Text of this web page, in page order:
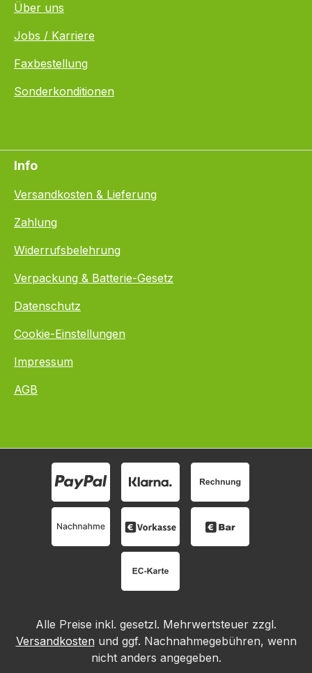
Über uns
Jobs / Karriere
Faxbestellung
Sonderkonditionen
Info
Versandkosten & Lieferung
Zahlung
Widerrufsbelehrung
Verpackung & Batterie-Gesetz
Datenschutz
Cookie-Einstellungen
Impressum
AGB
Alle Preise inkl. gesetzl. Mehrwertsteuer zzgl.
Versandkosten und ggf. Nachnahmegebühren, wenn
nicht anders angegeben.